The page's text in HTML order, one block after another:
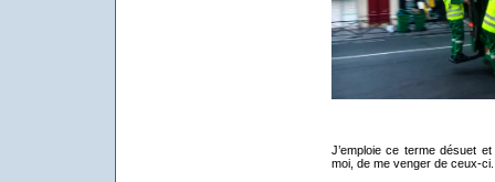
J’emploie ce terme désuet
moi, de me venger de ceux-ci.